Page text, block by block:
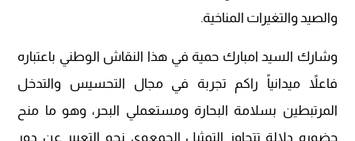
والصيد والتغيرات المناخية.
وشارك السيد امبارك حمية في هذا النقاش الوطني باعتباره
فاعلاً ميدانياً راكم تجربة في مجال التحسيس والتدخل
المرتبطين بسلامة البحارة ومستعملي البحر، وهو ما منح
حضوره دلالة تتجاوز التمثيل الجمعوي نحو التعبير عن دور